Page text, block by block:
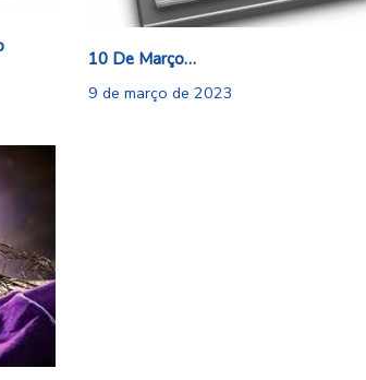
10 De Março…
9 de março de 2023